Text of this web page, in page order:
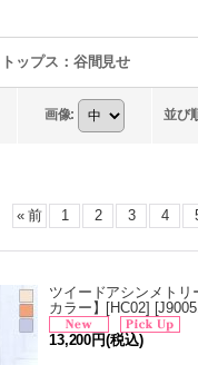
ップス：谷間見せ
画像: 並び
« 前 1 2 3 4
ツイードアシンメト
カラー】[HC02] [
13,200円(税込)